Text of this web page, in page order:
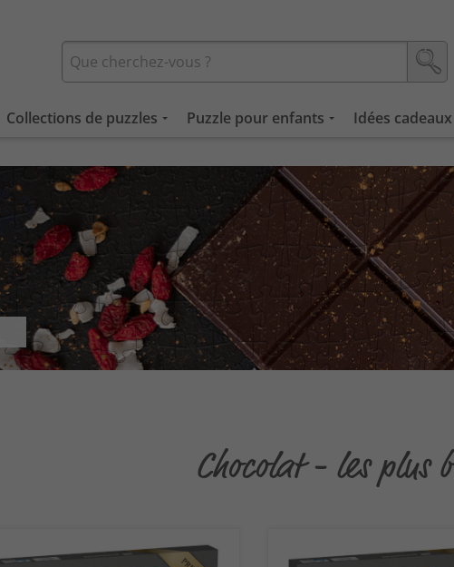
Collections de puzzles Puzzle pour enfants Idées cadeaux
Chocolat - les plus